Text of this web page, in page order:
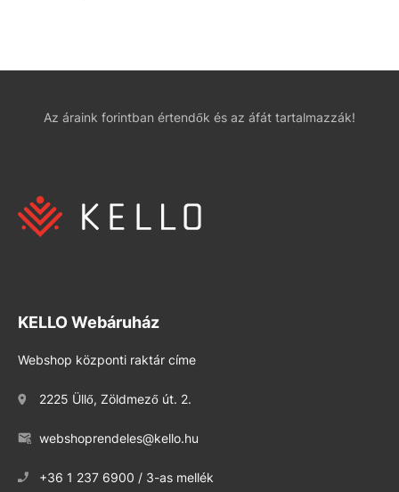
Az áraink forintban értendők és az áfát tartalmazzák!
KELLO Webáruház
Webshop központi raktár címe
2225 Üllő, Zöldmező út. 2.
webshoprendeles@kello.hu
+36 1 237 6900 / 3-as mellék